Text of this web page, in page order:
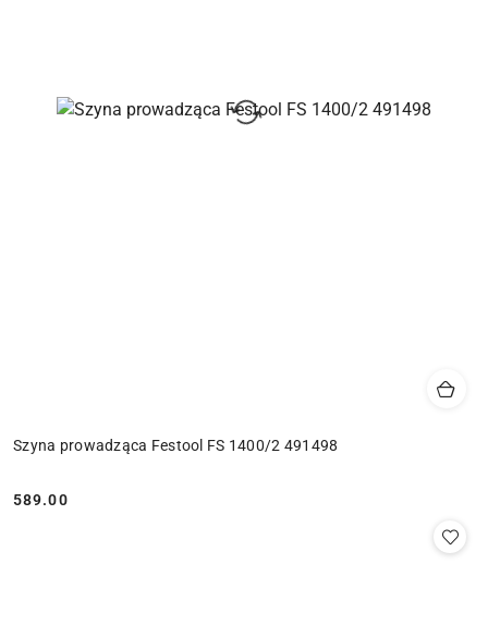
Szyna prowadząca Festool FS 1400/2 491498
Cena:
589.00